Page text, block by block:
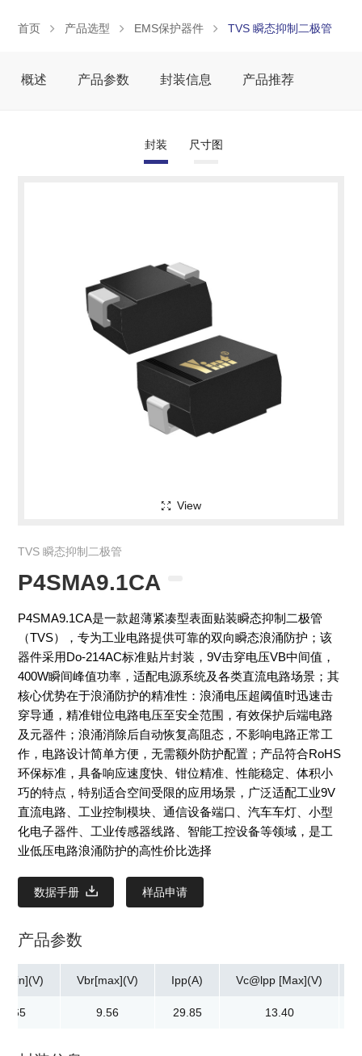
首页 产品选型 EMS保护器件 TVS 瞬态抑制二极管
概述 产品参数 封装信息 产品推荐
封装 尺寸图
View
TVS 瞬态抑制二极管
P4SMA9.1CA
P4SMA9.1CA是一款超薄紧凑型表面贴装瞬态抑制二极管
（TVS），专为工业电路提供可靠的双向瞬态浪涌防护；该
器件采用Do-214AC标准贴片封装，9V击穿电压VB中间值，
400W瞬间峰值功率，适配电源系统及各类直流电路场景；其
核心优势在于浪涌防护的精准性：浪涌电压超阈值时迅速击
穿导通，精准钳位电路电压至安全范围，有效保护后端电路
及元器件；浪涌消除后自动恢复高阻态，不影响电路正常工
作，电路设计简单方便，无需额外防护配置；产品符合RoHS
环保标准，具备响应速度快、钳位精准、性能稳定、体积小
巧的特点，特别适合空间受限的应用场景，广泛适配工业9V
直流电路、工业控制模块、通信设备端口、汽车车灯、小型
化电子器件、工业传感器线路、智能工控设备等领域，是工
业低压电路浪涌防护的高性价比选择
数据手册 样品申请
产品参数
8.65
Vbr[max](V)
9.56
Ipp(A)
29.85
Vc@lpp [Max](V)
13.40